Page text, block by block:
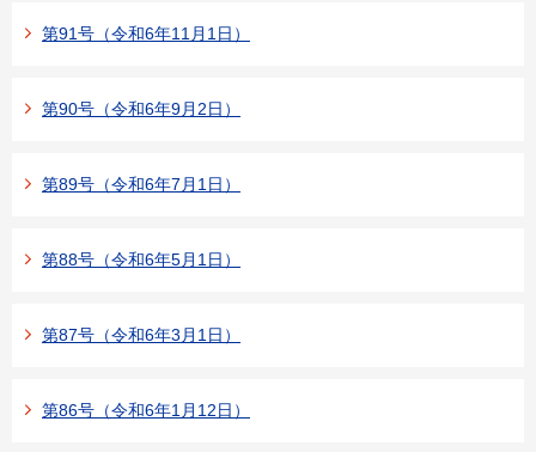
第91号（令和6年11月1日）
第90号（令和6年9月2日）
第89号（令和6年7月1日）
第88号（令和6年5月1日）
第87号（令和6年3月1日）
第86号（令和6年1月12日）